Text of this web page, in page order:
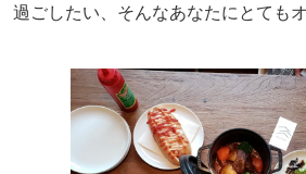
過ごしたい、そんなあなたにとても